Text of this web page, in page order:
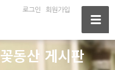
로그인 회원가입
꽃동산 게시판